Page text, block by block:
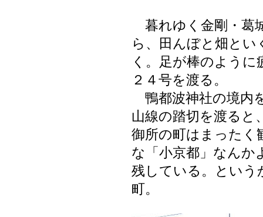
暮れゆく金剛・葛
ら、田んぼと畑と
く。足が棒のよう
２４号を渡る。
鴨都波神社の境内
山線の踏切を渡ると
御所の町はまったく
な「小京都」なんか
残している。という
町。